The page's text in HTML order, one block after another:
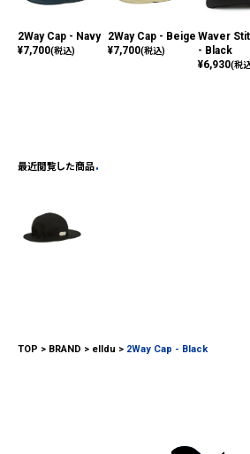
2Way Cap - Navy
¥7,700(税込)
2Way Cap - Beige
¥7,700(税込)
Waver
- Black
¥6,930(税
最近閲覧した商品
TOP BRAND elldu 2Way Cap - Black